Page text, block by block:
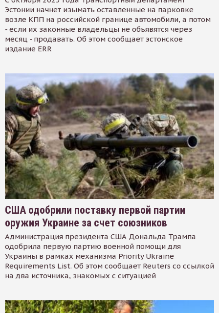
Эстонии начнет изымать оставленные на парковке
возле КПП на российской границе автомобили, а потом
- если их законные владельцы не объявятся через
месяц - продавать. Об этом сообщает эстонское
издание ERR
США одобрили поставку первой партии
оружия Украине за счет союзников
Администрация президента США Дональда Трампа
одобрила первую партию военной помощи для
Украины в рамках механизма Priority Ukraine
Requirements List. Об этом сообщает Reuters со ссылкой
на два источника, знакомых с ситуацией